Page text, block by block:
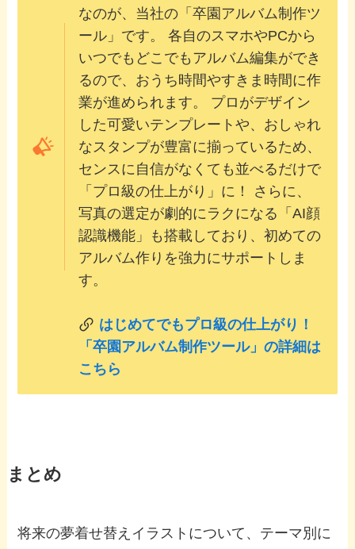
なのが、当社の「卒園アルバム制作ツ
ール」です。 各自のスマホやPCから
いつでもどこでもアルバム編集ができ
るので、おうち時間やすきま時間に作
業が進められます。 プロがデザイン
した可愛いテンプレートや、おしゃれ
なスタンプが豊富に揃っているため、
センスに自信がなくても並べるだけで
「プロ級の仕上がり」に！ さらに、
写真の選定が劇的にラクになる「AI顔
認識機能」も搭載しており、初めての
アルバム作りを強力にサポートしま
す。
はじめてでもプロ級の仕上がり！
「卒園アルバム制作ツール」の詳細は
こちら
まとめ
将来の夢着せ替えイラストについて、テーマ別に